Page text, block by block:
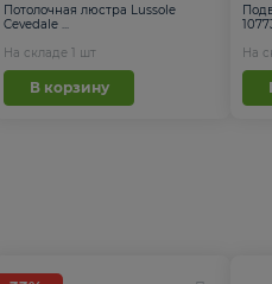
Потолочная люстра Lussole
Cevedale ...
На складе 1 шт
В корзину
На